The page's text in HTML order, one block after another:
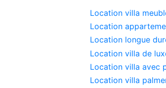
Location villa
Location
Location longue
Location villa de
Location villa avec
Location villa